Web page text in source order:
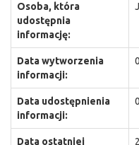
Osoba, która
udostępnia
informację:
Data wytworzenia
informacji:
Data udostępnienia
informacji:
Data ostatniej